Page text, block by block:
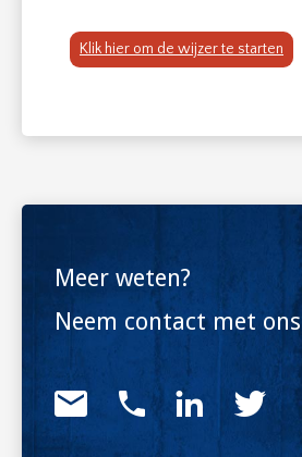
Klik hier om de wijzer te starten
Meer weten?
Neem contact met